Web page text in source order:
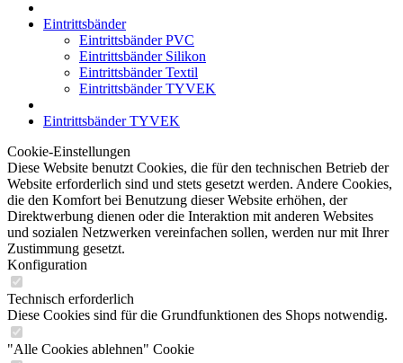
Eintrittsbänder
Eintrittsbänder PVC
Eintrittsbänder Silikon
Eintrittsbänder Textil
Eintrittsbänder TYVEK
Eintrittsbänder TYVEK
Cookie-Einstellungen
Diese Website benutzt Cookies, die für den technischen Betrieb der
Website erforderlich sind und stets gesetzt werden. Andere Cookies,
die den Komfort bei Benutzung dieser Website erhöhen, der
Direktwerbung dienen oder die Interaktion mit anderen Websites
und sozialen Netzwerken vereinfachen sollen, werden nur mit Ihrer
Zustimmung gesetzt.
Konfiguration
Technisch erforderlich
Diese Cookies sind für die Grundfunktionen des Shops notwendig.
"Alle Cookies ablehnen" Cookie